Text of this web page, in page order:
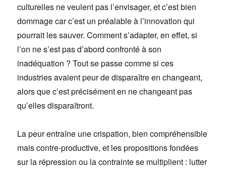
culturelles ne veulent pas l’envisager, et c’est bien
dommage car c’est un préalable à l’innovation qui
pourrait les sauver. Comment s’adapter, en effet, si
l’on ne s’est pas d’abord confronté à son
inadéquation ? Tout se passe comme si ces
industries avaient peur de disparaître en changeant,
alors que c’est précisément en ne changeant pas
qu’elles disparaîtront.
La peur entraîne une crispation, bien compréhensible
mais contre-productive, et les propositions fondées
sur la répression ou la contrainte se multiplient : lutter